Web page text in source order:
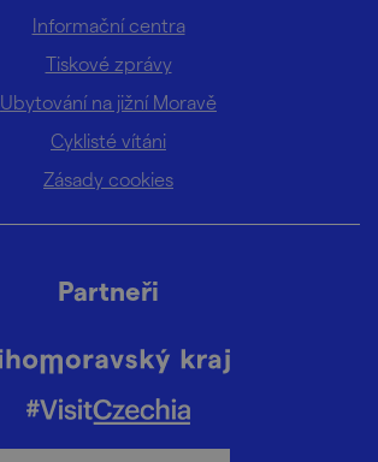
Informační centra
Tiskové zprávy
Ubytování na jižní Moravě
Cyklisté vítáni
Zásady cookies
Partneři